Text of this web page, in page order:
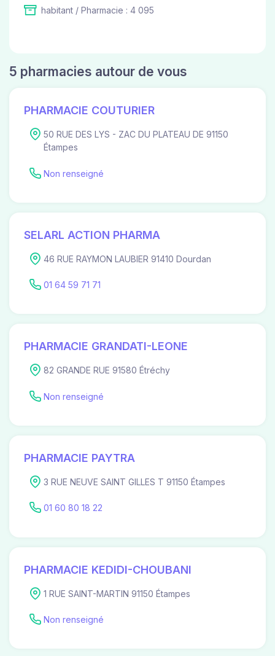
habitant / Pharmacie : 4 095
5 pharmacies autour de vous
PHARMACIE COUTURIER
50 RUE DES LYS - ZAC DU PLATEAU DE 91150
Étampes
Non renseigné
SELARL ACTION PHARMA
46 RUE RAYMON LAUBIER 91410 Dourdan
01 64 59 71 71
PHARMACIE GRANDATI-LEONE
82 GRANDE RUE 91580 Étréchy
Non renseigné
PHARMACIE PAYTRA
3 RUE NEUVE SAINT GILLES T 91150 Étampes
01 60 80 18 22
PHARMACIE KEDIDI-CHOUBANI
1 RUE SAINT-MARTIN 91150 Étampes
Non renseigné